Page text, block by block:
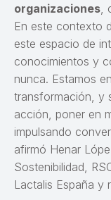
organizaciones
En este contexto
este espacio de
conocimientos y
nunca. Estamos
transformación, y
acción, poner en
impulsando
afirmó Henar
Sostenibilidad,
Lactalis España y